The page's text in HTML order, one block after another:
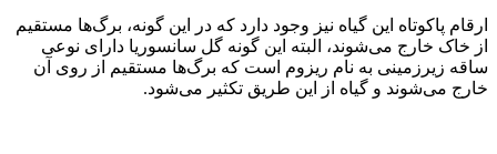
ارقام پاکوتاه این گیاه نیز وجود دارد که در این گونه، برگ‌ها مستقیم
از خاک خارج می‌شوند، البته این گونه گل سانسوریا دارای نوعی
ساقه زیرزمینی به نام ریزوم است که برگ‌ها مستقیم از روی آن
خارج می‌شوند و گیاه از این طریق تکثیر می‌شود.